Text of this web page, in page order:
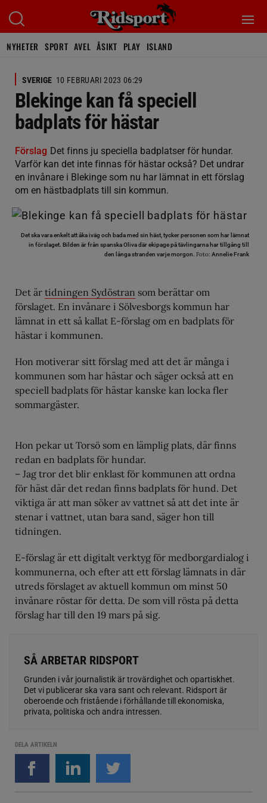
NYHETER SPORT AVEL ÅSIKT PLAY ISLAND
SVERIGE 10 FEBRUARI 2023 06:29
Blekinge kan få speciell
badplats för hästar
Förslag Det finns ju speciella badplatser för hundar.
Varför kan det inte finnas för hästar också? Det undrar
en invånare i Blekinge som nu har lämnat in ett förslag
om en hästbadplats till sin kommun.
Det ska vara enkelt att åka iväg och bada med sin häst, tycker personen som har lämnat
in förslaget. Bilden är från spanska Oliva där ekipage på tävlingarna har tillgång till
den långa stranden varje morgon. Foto: Annelie Frank
Det är tidningen Sydöstran som berättar om
förslaget. En invånare i Sölvesborgs kommun har
lämnat in ett så kallat E-förslag om en badplats för
hästar i kommunen.
Hon motiverar sitt förslag med att det är många i
kommunen som har hästar och säger också att en
speciell badplats för hästar kanske kan locka fler
sommargäster.
Hon pekar ut Torsö som en lämplig plats, där finns
redan en badplats för hundar.
– Jag tror det blir enklast för kommunen att ordna
för häst där det redan finns badplats för hund. Det
viktiga är att man söker av vattnet så att det inte är
stenar i vattnet, utan bara sand, säger hon till
tidningen.
E-förslag är ett digitalt verktyg för medborgardialog i
kommunerna, och efter att ett förslag lämnats in där
utreds förslaget av aktuell kommun om minst 50
invånare röstar för detta. De som vill rösta på detta
förslag har till den 19 mars på sig.
SÅ ARBETAR RIDSPORT
Grunden i vår journalistik är trovärdighet och opartiskhet.
Det vi publicerar ska vara sant och relevant. Ridsport är
oberoende och fristående i förhållande till ekonomiska,
privata, politiska och andra intressen.
DELA ARTIKELN